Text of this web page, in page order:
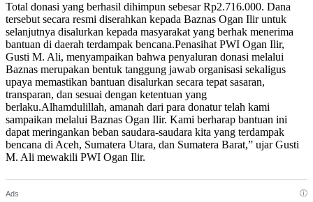
Total donasi yang berhasil dihimpun sebesar Rp2.716.000. Dana
tersebut secara resmi diserahkan kepada Baznas Ogan Ilir untuk
selanjutnya disalurkan kepada masyarakat yang berhak menerima
bantuan di daerah terdampak bencana.Penasihat PWI Ogan Ilir,
Gusti M. Ali, menyampaikan bahwa penyaluran donasi melalui
Baznas merupakan bentuk tanggung jawab organisasi sekaligus
upaya memastikan bantuan disalurkan secara tepat sasaran,
transparan, dan sesuai dengan ketentuan yang
berlaku.Alhamdulillah, amanah dari para donatur telah kami
sampaikan melalui Baznas Ogan Ilir. Kami berharap bantuan ini
dapat meringankan beban saudara-saudara kita yang terdampak
bencana di Aceh, Sumatera Utara, dan Sumatera Barat,” ujar Gusti
M. Ali mewakili PWI Ogan Ilir.
Ads ⓘ